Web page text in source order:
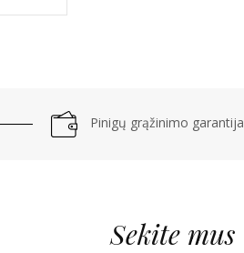
Pinigų grąžinimo garantija
Sekite mus